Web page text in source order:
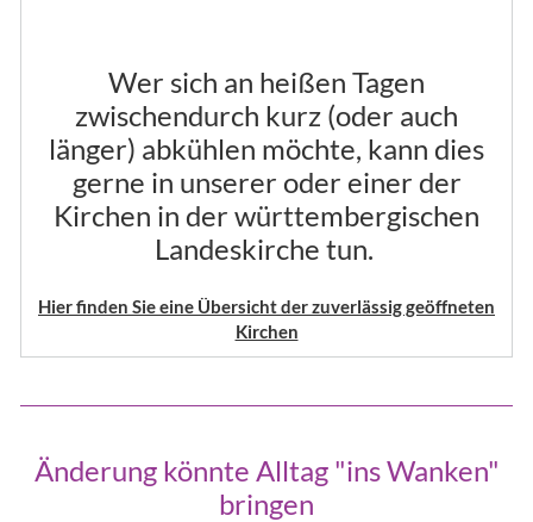
Wer sich an heißen Tagen
zwischendurch kurz (oder auch
länger) abkühlen möchte, kann dies
gerne in unserer oder einer der
Kirchen in der württembergischen
Landeskirche tun.
Hier finden Sie eine Übersicht der zuverlässig geöffneten
Kirchen
Änderung könnte Alltag "ins Wanken"
bringen